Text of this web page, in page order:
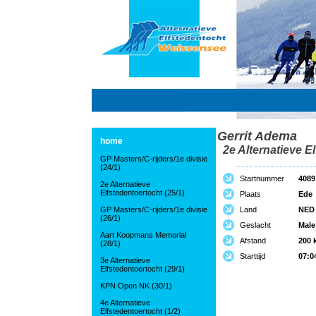
home
GP Masters/C-rijders/1e divisie
(24/1)
2e Alternatieve
Elfstedentoertocht (25/1)
GP Masters/C-rijders/1e divisie
(26/1)
Aart Koopmans Memorial
(28/1)
3e Alternatieve
Elfstedentoertocht (29/1)
KPN Open NK (30/1)
4e Alternatieve
Elfstedentoertocht (1/2)
Gerrit Adema
2e Alternatieve
Startnummer
4089
Plaats
Ede
Land
NED
Geslacht
Male
Afstand
200
Starttijd